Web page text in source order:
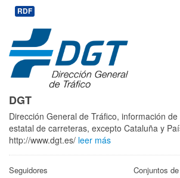
RDF
DGT
Dirección General de Tráfico, información
estatal de carreteras, excepto Cataluña y
http://www.dgt.es/ leer más
Seguidores Conjuntos